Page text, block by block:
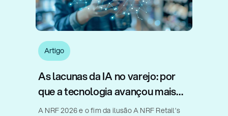
Artigo
As lacunas da IA no varejo: por
que a tecnologia avançou mais
rápido do que a implementação
A NRF 2026 e o fim da ilusão A NRF Retail’s